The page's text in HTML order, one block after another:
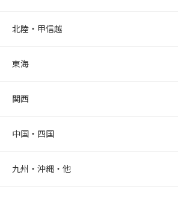
北陸・甲信越
東海
関西
中国・四国
九州・沖縄・他